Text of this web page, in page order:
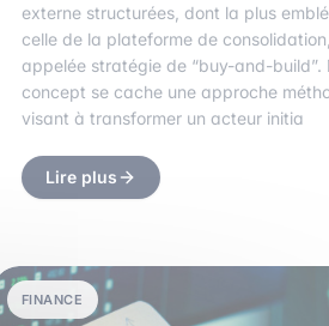
externe structurées, dont la plus
celle de la plateforme de
appelée stratégie de “buy-and-build”.
concept se cache une approche
visant à transformer un acteur initia
Lire plus
FINANCE